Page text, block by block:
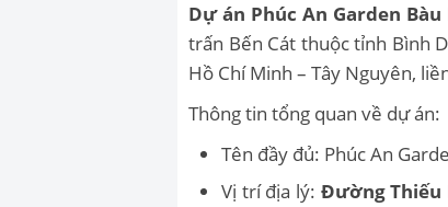
Dự án Phúc An Garden Bàu
trấn Bến Cát thuộc tỉnh Bình
Hồ Chí Minh – Tây Nguyên,
Thông tin tổng quan về dự án:
Tên đầy đủ: Phúc An
Vị trí địa lý: Đường Thiếu